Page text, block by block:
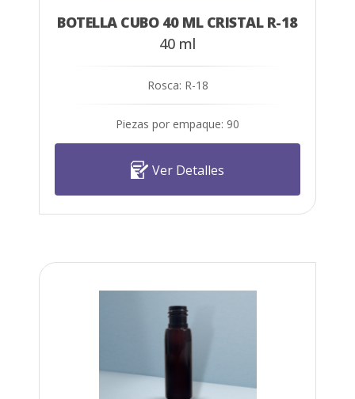
BOTELLA CUBO 40 ML CRISTAL R-18
40 ml
Rosca: R-18
Piezas por empaque: 90
Ver Detalles